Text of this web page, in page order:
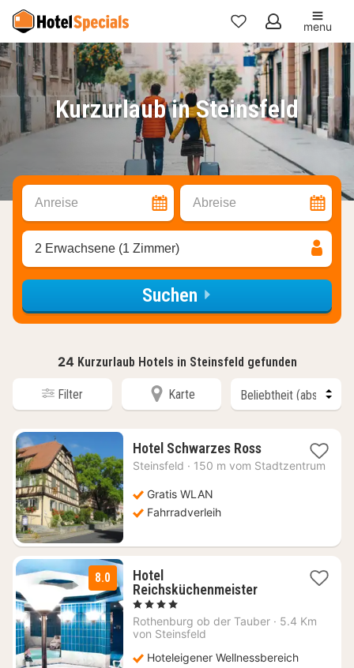
Meine
Favoriten
menu
Kurzurlaub in Steinsfeld
Anreise Abreise
2 Erwachsene (1 Zimmer)
Suchen
24 Kurzurlaub Hotels in Steinsfeld gefunden
Filter Karte
Hotel Schwarzes Ross1
Nacht
Steinsfeld · 150 m vom Stadtzentrum
Gratis WLAN
Fahrradverleih
8.0
Hotel
Reichsküchenmeister1
ab
, 4 Sterne
Rothenburg ob der Tauber · 5.4 Km
von Steinsfeld
Hoteleigener Wellnessbereich